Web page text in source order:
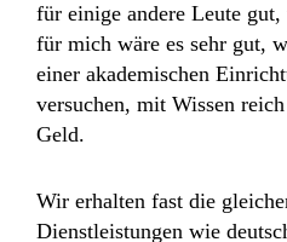
für einige andere Leute
für mich wäre es sehr gut,
einer akademischen
versuchen, mit Wissen
Geld.
Wir erhalten fast die
Dienstleistungen wie